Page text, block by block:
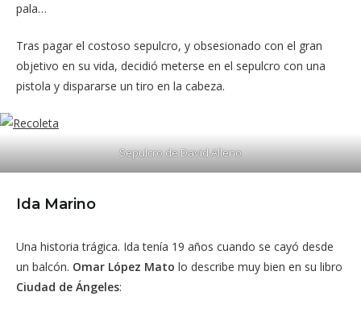
pala…
Tras pagar el costoso sepulcro, y obsesionado con el gran
objetivo en su vida, decidió meterse en el sepulcro con una
pistola y dispararse un tiro en la cabeza.
Sepulcro de David Alleno
Ida Marino
Una historia trágica. Ida tenía 19 años cuando se cayó desde
un balcón. Omar López Mato lo describe muy bien en su libro
Ciudad de Ángeles: